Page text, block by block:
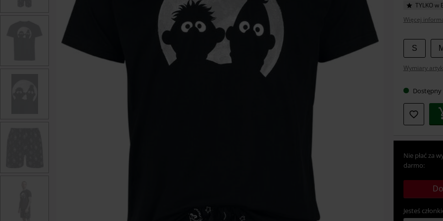
TYLKO w
Więcej
swój
S
Wymiary
Dostępny
Nie płać za
darmo:
Jesteś